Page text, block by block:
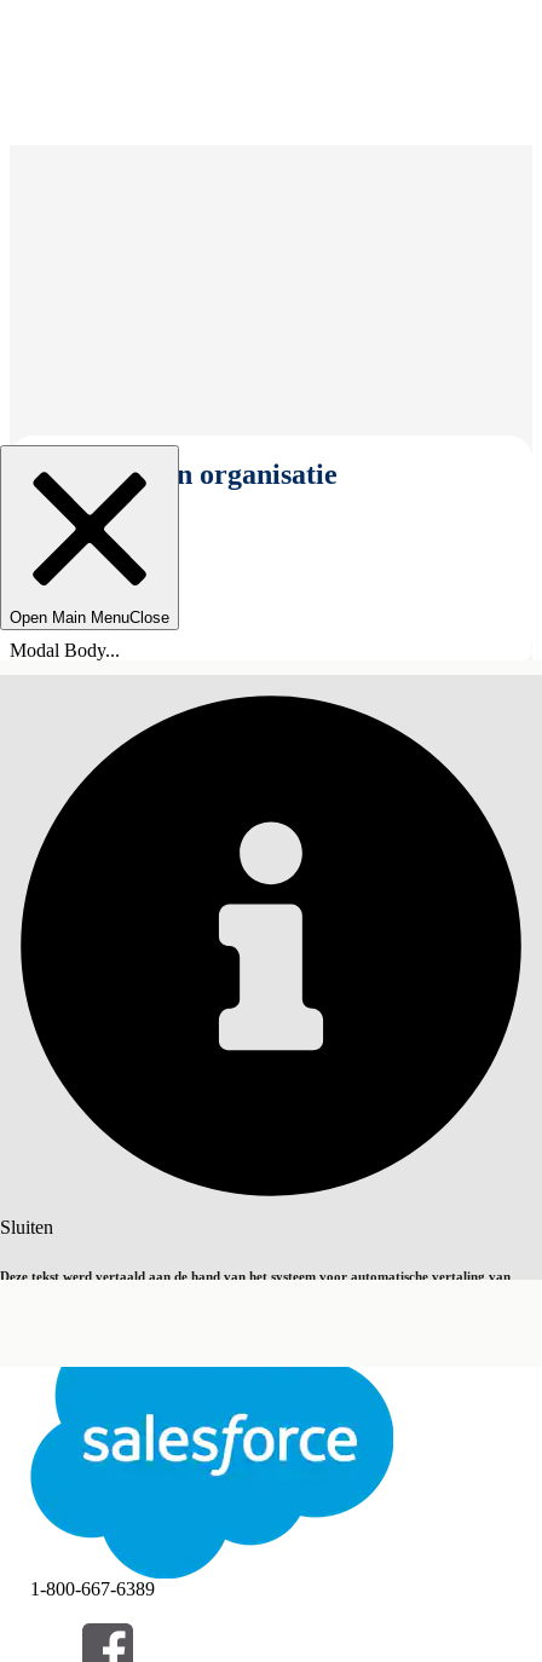
Selecteer een organisatie
Open Main MenuClose
Modal Body...
Sluiten
Deze tekst werd vertaald aan de hand van het systeem voor automatische vertaling van
Sluiten Sluiten
INHOUDSOPGAVE
Zoeken
Filters (0)
1-800-667-6389